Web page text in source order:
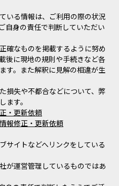
いる情報は、ご利用の際の状況
自身の責任で判断していただい
確なものを掲載するように努め
後に現地の規則や手続きなど各
す。また解釈に見解の相違が生
損失や不都合などについて、弊
ます。
・更新依頼
報修正・更新依頼
サイトなどへリンクをしている
が運営管理しているものではあ